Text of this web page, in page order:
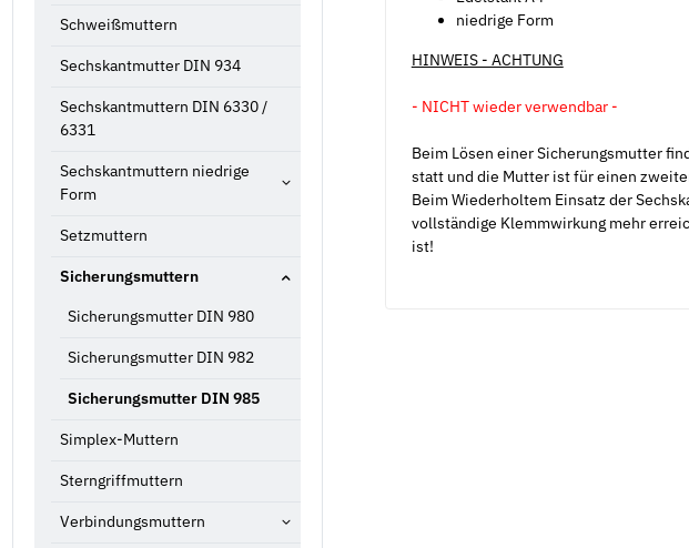
niedrige Form
HINWEIS - ACHTUNG
- NICHT wieder verwendbar -
Beim Lösen einer Sicherungsmutter
statt und die Mutter ist für einen
Beim Wiederholtem Einsatz der
vollständige Klemmwirkung mehr
ist!
Schweißmuttern
Sechskantmutter DIN 934
Sechskantmuttern DIN 6330 /
6331
Sechskantmuttern niedrige
Form
Setzmuttern
Sicherungsmuttern
Sicherungsmutter DIN 980
Sicherungsmutter DIN 982
Sicherungsmutter DIN 985
Simplex-Muttern
Sterngriffmuttern
Verbindungsmuttern